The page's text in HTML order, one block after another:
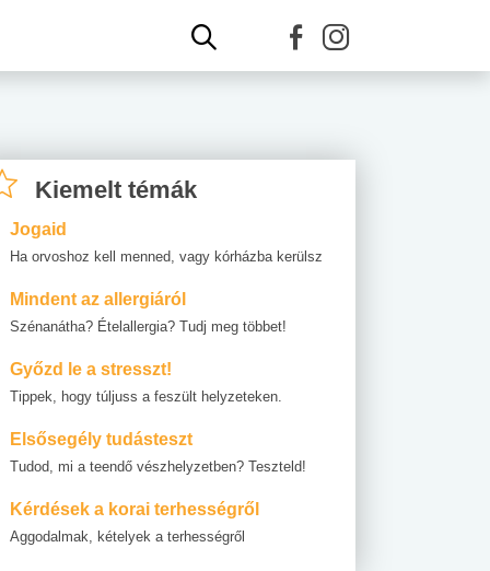
Kiemelt témák
Jogaid
Ha orvoshoz kell menned, vagy kórházba kerülsz
Mindent az allergiáról
Szénanátha? Ételallergia? Tudj meg többet!
Győzd le a stresszt!
Tippek, hogy túljuss a feszült helyzeteken.
Elsősegély tudásteszt
Tudod, mi a teendő vészhelyzetben? Teszteld!
Kérdések a korai terhességről
Aggodalmak, kételyek a terhességről